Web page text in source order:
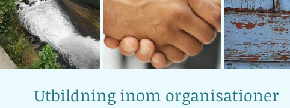
Utbildning inom organisationer